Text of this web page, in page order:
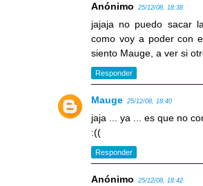
Anónimo 25/12/08, 18:38
jajaja no puedo sacar
como voy a poder con
siento Mauge, a ver si
Responder
Mauge 25/12/08, 18:40
jaja ... ya ... es que no
:((
Responder
Anónimo 25/12/08, 18:42